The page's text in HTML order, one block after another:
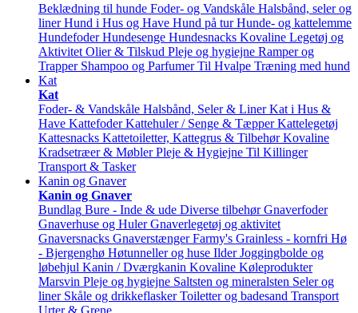
Beklædning til hunde Foder- og Vandskåle Halsbånd, seler og
liner Hund i Hus og Have Hund på tur Hunde- og kattelemme
Hundefoder Hundesenge Hundesnacks Kovaline Legetøj og
Aktivitet Olier & Tilskud Pleje og hygiejne Ramper og
Trapper Shampoo og Parfumer Til Hvalpe Træning med hund
Kat
Kat
Foder- & Vandskåle Halsbånd, Seler & Liner Kat i Hus &
Have Kattefoder Kattehuler / Senge & Tæpper Kattelegetøj
Kattesnacks Kattetoiletter, Kattegrus & Tilbehør Kovaline
Kradsetræer & Møbler Pleje & Hygiejne Til Killinger
Transport & Tasker
Kanin og Gnaver
Kanin og Gnaver
Bundlag Bure - Inde & ude Diverse tilbehør Gnaverfoder
Gnaverhuse og Huler Gnaverlegetøj og aktivitet
Gnaversnacks Gnaverstænger Farmy's Grainless - kornfri Hø
- Bjergenghø Høtunneller og huse Ilder Joggingbolde og
løbehjul Kanin / Dværgkanin Kovaline Køleprodukter
Marsvin Pleje og hygiejne Saltsten og mineralsten Seler og
liner Skåle og drikkeflasker Toiletter og badesand Transport
Urter & Grene